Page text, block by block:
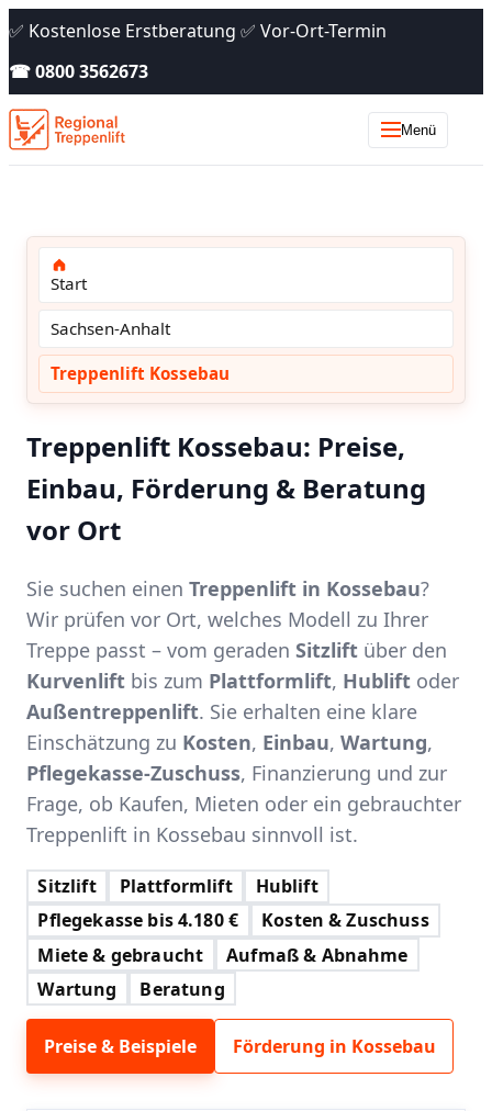
✅ Kostenlose Erstberatung ✅ Vor-Ort-Termin
☎ 0800 3562673
Menü
Start
Sachsen-Anhalt
Treppenlift Kossebau
Treppenlift Kossebau: Preise,
Einbau, Förderung & Beratung
vor Ort
Sie suchen einen Treppenlift in Kossebau?
Wir prüfen vor Ort, welches Modell zu Ihrer
Treppe passt – vom geraden Sitzlift über den
Kurvenlift bis zum Plattformlift, Hublift oder
Außentreppenlift. Sie erhalten eine klare
Einschätzung zu Kosten, Einbau, Wartung,
Pflegekasse-Zuschuss, Finanzierung und zur
Frage, ob Kaufen, Mieten oder ein gebrauchter
Treppenlift in Kossebau sinnvoll ist.
Sitzlift Plattformlift
Hublift
Pflegekasse bis 4.180 €
Kosten & Zuschuss
Miete & gebraucht
Aufmaß & Abnahme
Wartung
Beratung
Preise & Beispiele Förderung in Kossebau